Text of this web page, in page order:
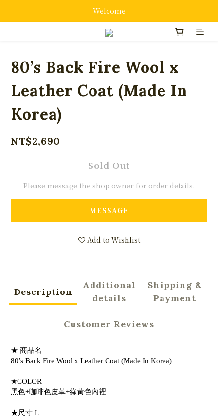
Welcome
80’s Back Fire Wool x
Leather Coat (Made In
Korea)
NT$2,690
Sold Out
Please message the shop owner for order details.
MESSAGE
Add to Wishlist
Description
Additional
details
Shipping &
Payment
Customer Reviews
★ 商品名
80’s Back Fire Wool x Leather Coat (Made In Korea)
★COLOR
黑色+咖啡色皮革+綠黃色內裡
★尺寸 L